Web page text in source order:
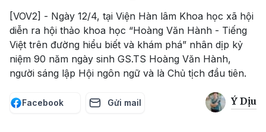
[VOV2] - Ngày 12/4, tại Viện Hàn lâm Khoa học xã hội
diễn ra hội thảo khoa học “Hoàng Văn Hành - Tiếng
Việt trên đường hiểu biết và khám phá” nhân dịp kỷ
niệm 90 năm ngày sinh GS.TS Hoàng Văn Hành,
người sáng lập Hội ngôn ngữ và là Chủ tịch đầu tiên.
Facebook Gửi mail Ý Dịu